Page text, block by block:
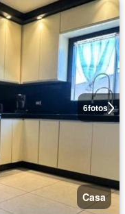
6fotos
Casa